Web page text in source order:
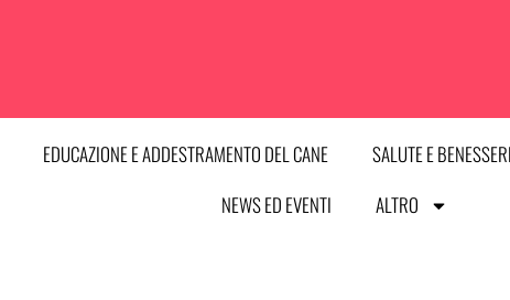
EDUCAZIONE E ADDESTRAMENTO DEL CANE SALUTE E
NEWS ED EVENTI
ALTRO